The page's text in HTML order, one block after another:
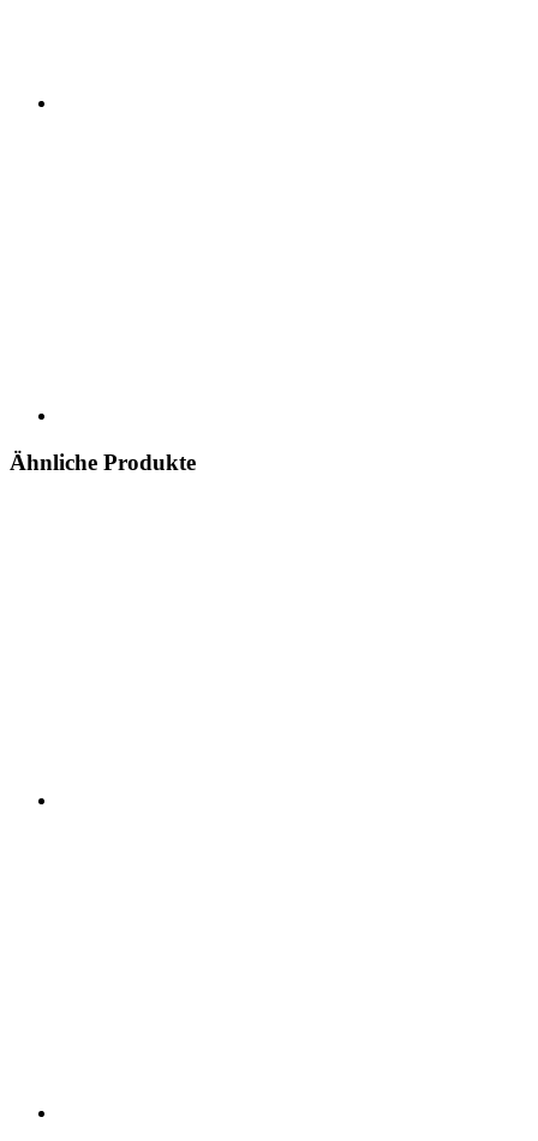
Ähnliche Produkte